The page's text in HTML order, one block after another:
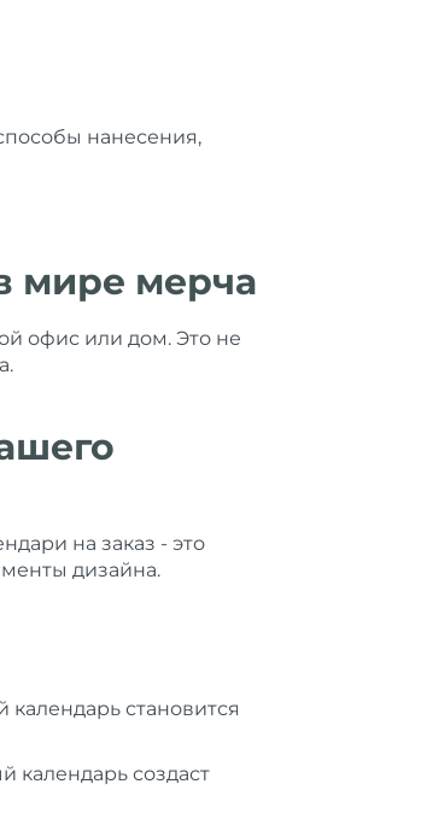
нанесения,
мире мерча
офис или дом. Это не
на заказ - это
дизайна.
становится
календарь создаст